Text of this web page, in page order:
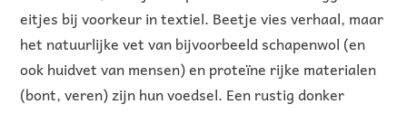
eitjes bij voorkeur in textiel. Beetje vies verhaal, maar
het natuurlijke vet van bijvoorbeeld schapenwol (en
ook huidvet van mensen) en proteïne rijke materialen
(bont, veren) zijn hun voedsel. Een rustig donker